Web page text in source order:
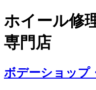
コ
ン
テ
ン
に
ス
ホイール修
専門店
ボデーショップ